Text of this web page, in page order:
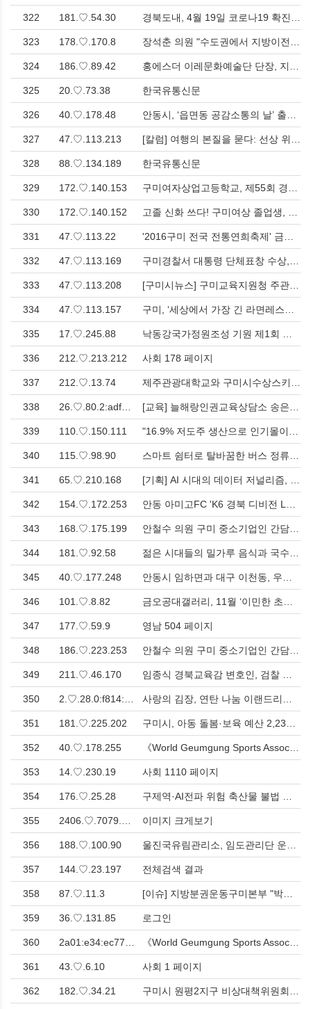
322 181.♡.54.30
323 178.♡.170.8
324 186.♡.89.42
325 20.♡.73.38 한국유통신문
326 40.♡.178.48
327 47.♡.113.213
328 88.♡.134.189 한국유통신문
329 172.♡.140.153
330 172.♡.140.152
331 47.♡.113.22
332 47.♡.113.169
333 47.♡.113.208
334 47.♡.113.157
335 17.♡.245.88
336 212.♡.213.212 사회 178 페이지
337 212.♡.13.74
338
339 110.♡.150.111
340 115.♡.98.90
341 65.♡.210.168
342 154.♡.172.253
343 168.♡.175.199
344 181.♡.92.58
345 40.♡.177.248
346 101.♡.8.82
347 177.♡.59.9 영남 504 페이지
348 186.♡.223.253
349 211.♡.46.170
350
351 181.♡.225.202
352 40.♡.178.255
353 14.♡.230.19 사회 1110 페이지
354 176.♡.25.28
355 이미지 크게보기
356 188.♡.100.90
357 144.♡.23.197 전체검색 결과
358 87.♡.11.3
359 36.♡.131.85 로그인
360
361 43.♡.6.10 사회 1 페이지
362 182.♡.34.21